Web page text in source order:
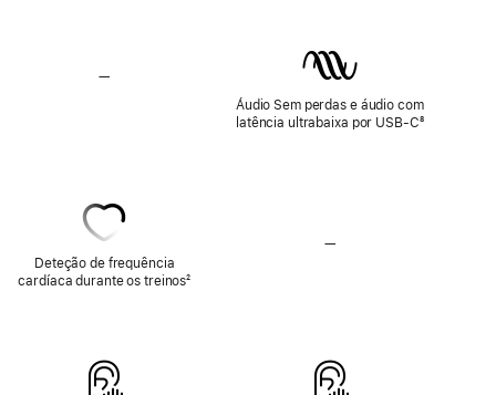
—
Deteção de frequência
cardíaca durante os treinosNota
²
Áudio Sem perdas e áudio com
latência ultrabaixa por USB‑CNota
⁸
—Sem